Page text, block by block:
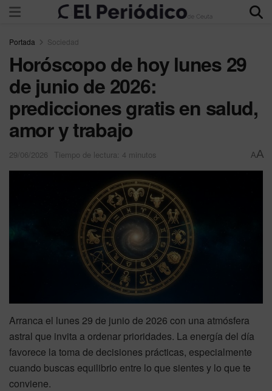
Portada Sociedad
Horóscopo de hoy lunes 29
de junio de 2026:
predicciones gratis en salud,
amor y trabajo
29/06/2026 Tiempo de lectura: 4 minutos AA
Arranca el lunes 29 de junio de 2026 con una atmósfera
astral que invita a ordenar prioridades. La energía del día
favorece la toma de decisiones prácticas, especialmente
cuando buscas equilibrio entre lo que sientes y lo que te
conviene.